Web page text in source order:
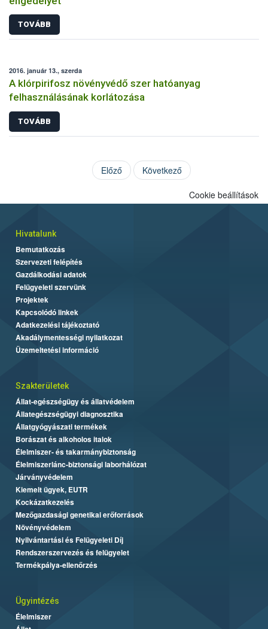
TOVÁBB
2016. január 13., szerda
A klórpirifosz növényvédő szer hatóanyag
felhasználásának korlátozása
TOVÁBB
Előző Következő
Cookie beállítások
Hivatalunk
Bemutatkozás
Szervezeti felépítés
Gazdálkodási adatok
Felügyeleti szervünk
Projektek
Kapcsolódó linkek
Adatkezelési tájékoztató
Akadálymentességi nyilatkozat
Üzemeltetési információ
Szakterületek
Állat-egészségügy és állatvédelem
Állategészségügyi diagnosztika
Állatgyógyászati termékek
Borászat és alkoholos italok
Élelmiszer- és takarmánybiztonság
Élelmiszerlánc-biztonsági laborhálózat
Járványvédelem
Kiemelt ügyek, EUTR
Kockázatkezelés
Mezőgazdasági genetikai erőforrások
Növényvédelem
Nyilvántartási és Felügyeleti Díj
Rendszerszervezés és felügyelet
Termékpálya-ellenőrzés
Ügyintézés
Élelmiszer